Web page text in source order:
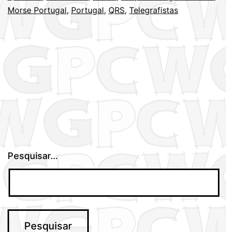
Morse Portugal, Portugal, QRS, Telegrafistas
Pesquisar…